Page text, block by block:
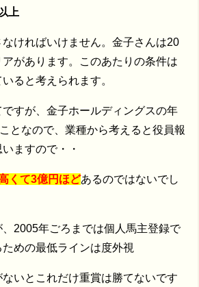
上
ければいけません。金子さんは20
があります。このあたりの条件は
ると考えられます。
すが、金子ホールディングスの年
となので、業種から考えると役員報
ますので・・
くて3億円ほどあるのではないでし
2005年ごろまでは個人馬主登録で
めの最低ラインは度外視
いとこれだけ重賞は勝てないです